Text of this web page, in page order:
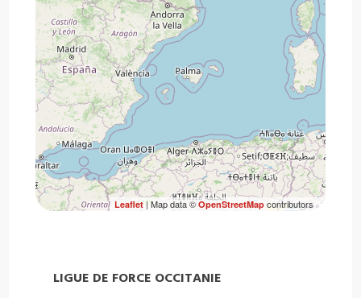
Leaflet| Map data ©OpenStreetMapcontributors
LIGUE DE FORCE OCCITANIE